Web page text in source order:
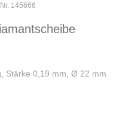
145666
Stärke 0,19 mm, Ø 22 mm